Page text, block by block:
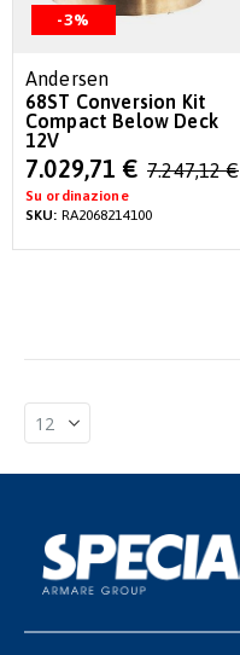
-3%
Andersen
68ST Conversion Kit
Compact Below Deck
12V
Special
Price
7.029,71 € 7.247,12 €
Su ordinazione
SKU: RA2068214100